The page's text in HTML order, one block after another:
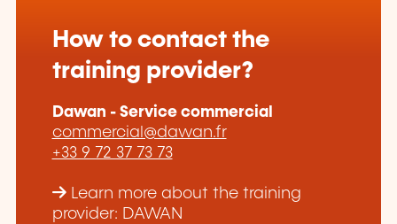
How to contact the
training provider?
Dawan - Service commercial
commercial@dawan.fr
+33 9 72 37 73 73
Learn more about the training
provider: DAWAN